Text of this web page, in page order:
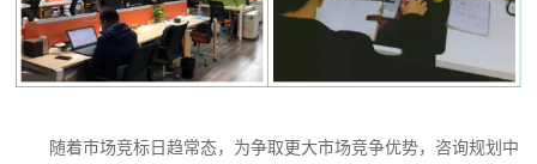
随着市场竞标日趋常态，为争取更大市场竞争优势，咨询规划中